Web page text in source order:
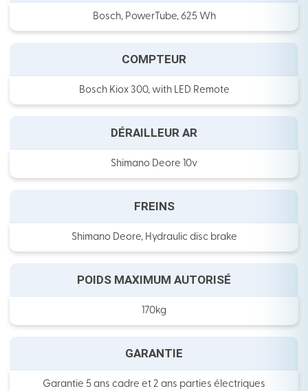
Bosch, PowerTube, 625 Wh
COMPTEUR
Bosch Kiox 300, with LED Remote
DÉRAILLEUR AR
Shimano Deore 10v
FREINS
Shimano Deore, Hydraulic disc brake
POIDS MAXIMUM AUTORISÉ
170kg
GARANTIE
Garantie 5 ans cadre et 2 ans parties électriques